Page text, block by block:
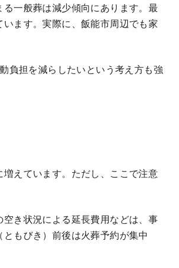
一般葬は減少傾向にあります。最
ます。実際に、飯能市周辺でも家
負担を減らしたいという考え方も強
えています。ただし、ここで注意
き状況による延長費用などは、事
もびき）前後は火葬予約が集中